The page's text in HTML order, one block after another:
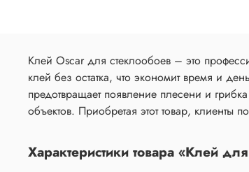
Клей Oscar для стеклообоев – это
клей без остатка, что экономит время и
предотвращает появление плесени и
объектов. Приобретая этот товар, клиенты
Характеристики товара «Клей